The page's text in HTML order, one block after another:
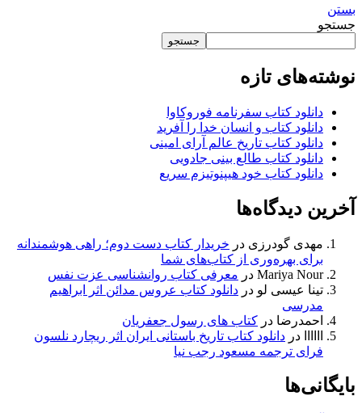
بستن
جستجو
جستجو
نوشته‌های تازه
دانلود کتاب سفرنامه فوروکاوا
دانلود کتاب و انسان خدا را آفرید
دانلود کتاب تاریخ عالم آرای امینی
دانلود کتاب طالع بینی جادویی
دانلود کتاب خود هیپنوتیزم سریع
آخرین دیدگاه‌ها
مهدی گودرزی در خریدار کتاب دست دوم؛ راهی هوشمندانه
برای بهره‌وری از کتاب‌های شما
Mariya Nour در معرفی کتاب روانشناسی عزت نفس
تینا عیسی لو در دانلود کتاب عروس مدائن اثر ابراهیم
مدرسی
احمدرضا در کتاب های رسول جعفریان
در دانلود کتاب تاریخ باستانی ایران اثر ریچارد نلسون
فرای ترجمه مسعود رجب نیا
بایگانی‌ها